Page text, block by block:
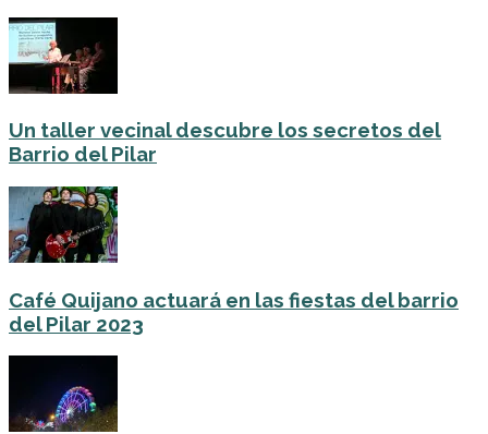
Un taller vecinal descubre los secretos del
Barrio del Pilar
Café Quijano actuará en las fiestas del barrio
del Pilar 2023